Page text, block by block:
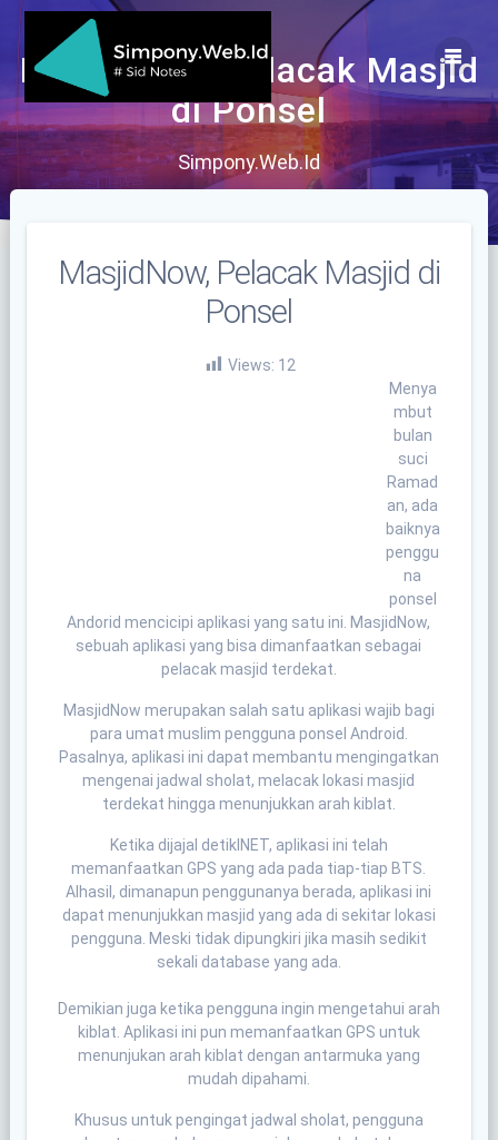
Skip
content
MasjidNow, Pelacak Masjid
di Ponsel
Simpony.Web.Id
MasjidNow, Pelacak Masjid di
Ponsel
Views: 12
Menya
mbut
bulan
suci
Ramad
an, ada
baiknya
penggu
na
ponsel
Andorid mencicipi aplikasi yang satu ini. MasjidNow,
sebuah aplikasi yang bisa dimanfaatkan sebagai
pelacak masjid terdekat.
MasjidNow merupakan salah satu aplikasi wajib bagi
para umat muslim pengguna ponsel Android.
Pasalnya, aplikasi ini dapat membantu mengingatkan
mengenai jadwal sholat, melacak lokasi masjid
terdekat hingga menunjukkan arah kiblat.
Ketika dijajal detikINET, aplikasi ini telah
memanfaatkan GPS yang ada pada tiap-tiap BTS.
Alhasil, dimanapun penggunanya berada, aplikasi ini
dapat menunjukkan masjid yang ada di sekitar lokasi
pengguna. Meski tidak dipungkiri jika masih sedikit
sekali database yang ada.
Demikian juga ketika pengguna ingin mengetahui arah
kiblat. Aplikasi ini pun memanfaatkan GPS untuk
menunjukan arah kiblat dengan antarmuka yang
mudah dipahami.
Khusus untuk pengingat jadwal sholat, pengguna